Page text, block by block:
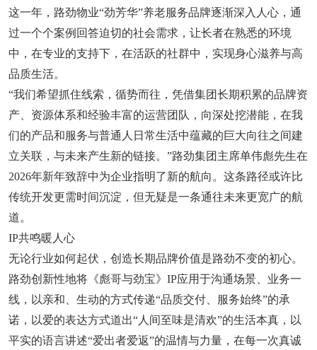
这一年，路劲物业“劲芳华”养老服务品牌逐渐深入人心，通
过一个个案例回答迫切的社会需求，让长者在熟悉的环境
中，在专业的支持下，在活跃的社群中，实现身心滋养与高
品质生活。
“我们希望抓住线索，循势而往，凭借集团长期积累的品牌资
产、资源体系和经验丰富的运营团队，向深处挖潜能，在我
们的产品和服务与普通人日常生活中蕴藏的巨大向往之间建
立关联，与未来产生新的链接。”路劲集团主席单伟彪先生在
2026年新年致辞中为企业指明了新的航向。这条路径或许比
传统开发更需时间沉淀，但无疑是一条通往未来更宽广的航
道。
IP共鸣暖人心
无论行业如何起伏，创造长期品牌价值是路劲不变的初心。
路劲创新性地将《彪哥与劲宝》IP应用于沟通场景、业务一
线，以亲和、生动的方式传递“品质交付、服务始终”的承
诺，以爱的表达方式道出“人间至味是清欢”的生活本真，以
平实的语言讲述“爱出者爱返”的温情与力量，在每一次真诚